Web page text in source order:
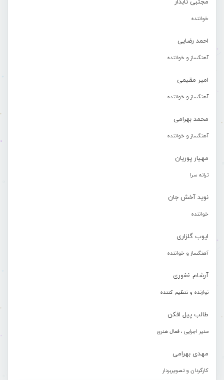
مجتبی تابدار
خواننده
احمد رضایی
آهنگساز و خواننده
امیر مقیمی
آهنگساز و خواننده
محمد بهرامی
آهنگساز و خواننده
مهیار پوریان
ترانه سرا
نوید آخش جان
خواننده
ایوب گلزاری
آهنگساز و خواننده
آرشام غفوری
نوازنده و تنظیم کننده
طالب پیل افکن
مدیر اجرایی ، فعال هنری
مهدی بهرامی
کارگردان و تصویربردار